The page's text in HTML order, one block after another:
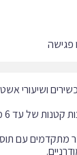
ושיעורי
השיעורים